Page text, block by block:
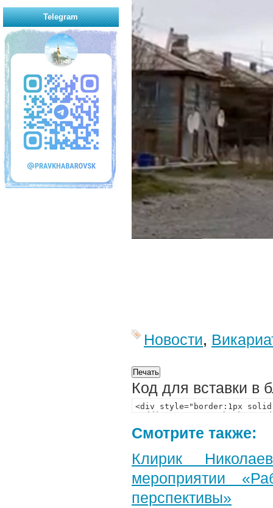
Новости,
Код для вставки в
Смотрите также:
Клирик
мероприятии
перспективы»
Telegram